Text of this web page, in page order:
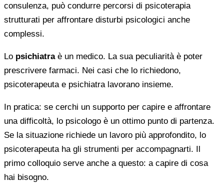
consulenza, può condurre percorsi di psicoterapia
strutturati per affrontare disturbi psicologici anche
complessi.
Lo psichiatraè un medico. La sua peculiarità è poter
prescrivere farmaci. Nei casi che lo richiedono,
psicoterapeuta e psichiatra lavorano insieme.
In pratica: se cerchi un supporto per capire e affrontare
una difficoltà, lo psicologo è un ottimo punto di partenza.
Se la situazione richiede un lavoro più approfondito, lo
psicoterapeuta ha gli strumenti per accompagnarti. Il
primo colloquio serve anche a questo: a capire di cosa
hai bisogno.